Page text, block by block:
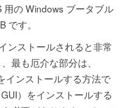
の Windows ブータブル
です。
ンストールされると非常
最も厄介な部分は、
インストールする方法で
）をインストールする